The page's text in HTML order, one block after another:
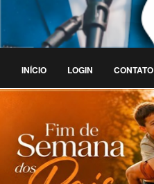
INÍCIO LOGIN CONTATO